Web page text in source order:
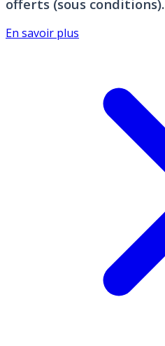
offerts (sous conditions).
En savoir plus